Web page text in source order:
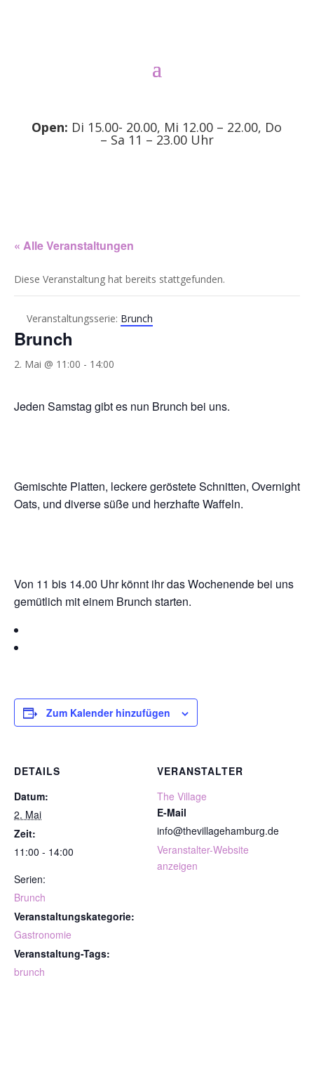
Open: Di 15.00- 20.00, Mi 12.00 – 22.00, Do
– Sa 11 – 23.00 Uhr
« Alle Veranstaltungen
Diese Veranstaltung hat bereits stattgefunden.
Veranstaltungsserie: Brunch
Brunch
2. Mai @ 11:00 - 14:00
Jeden Samstag gibt es nun Brunch bei uns.
Gemischte Platten, leckere geröstete Schnitten, Overnight
Oats, und diverse süße und herzhafte Waffeln.
Von 11 bis 14.00 Uhr könnt ihr das Wochenende bei uns
gemütlich mit einem Brunch starten.
Zum Kalender hinzufügen
DETAILS
Datum:
2. Mai
Zeit:
11:00 - 14:00
Serien:
Brunch
Veranstaltungskategorie:
Gastronomie
Veranstaltung-Tags:
brunch
VERANSTALTER
The Village
E-Mail
info@thevillagehamburg.de
Veranstalter-Website
anzeigen